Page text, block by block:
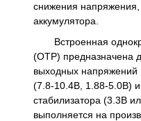
снижения
аккумулятора.
Встроенная
(OTP) предназначена
выходных
(7.8-10.4В, 1.88-5.0В) и
стабилизатора (3.3В
выполняется на